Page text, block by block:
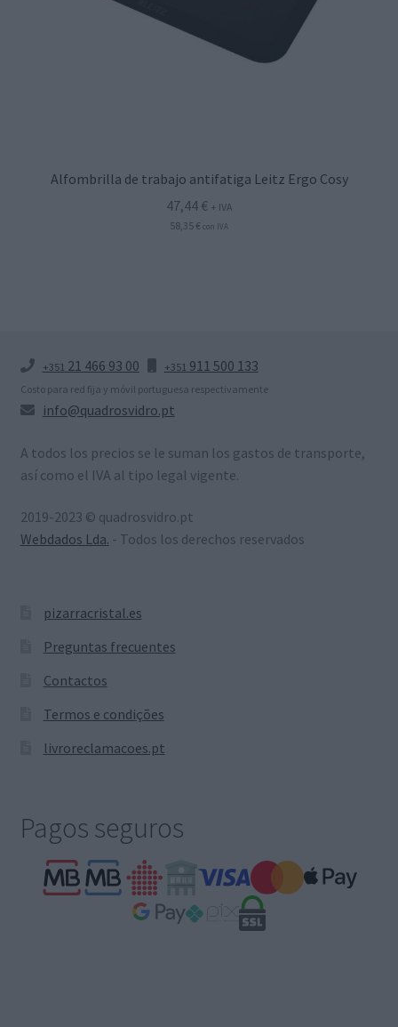
Alfombrilla de trabajo antifatiga Leitz Ergo Cosy
47,44 € + IVA
58,35 € con IVA
+351 21 466 93 00 +351 911 500 133
Costo para red fija y móvil portuguesa respectivamente
info@quadrosvidro.pt
A todos los precios se le suman los gastos de transporte,
así como el IVA al tipo legal vigente.
2019-2023 © quadrosvidro.pt
Webdados Lda. - Todos los derechos reservados
pizarracristal.es
Preguntas frecuentes
Contactos
Termos e condições
livroreclamacoes.pt
Pagos seguros